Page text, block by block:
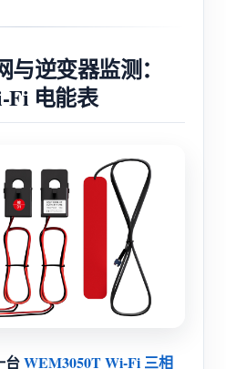
统
统
逆变器监测：
Fi 电能表
台WEM3050T Wi-Fi 三相